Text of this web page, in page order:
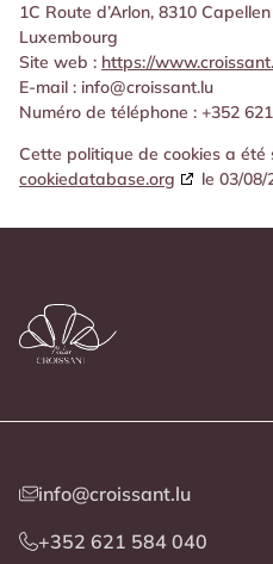
1C Route d’Arlon, 8310
Luxembourg
Site web : https://
E-mail : info@croissant.lu
Numéro de téléphone : +352
Cette politique de cookies a été
cookiedatabase.org
le 03/08/
info@croissant.lu
+352 621 584 040